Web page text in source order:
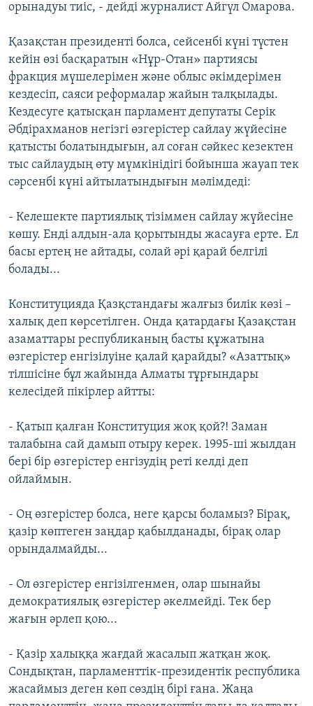
орынадуы тиіс, - дейді журналист Айгүл Омарова.
Қазақстан президенті болса, сейсенбі күні түстен
кейін өзі басқаратын «Нұр-Отан» партиясы
фракция мүшелерімен және облыс әкімдерімен
кездесіп, саяси реформалар жайын талқылады.
Кездесуге қатысқан парламент депутаты Серік
Әбдірахманов негізгі өзгерістер сайлау жүйесіне
қатысты болатындығын, ал соған сәйкес кезектен
тыс сайлаудың өту мүмкінідігі бойынша жауап тек
сәрсенбі күні айтылатындығын мәлімдеді:
- Келешекте партиялық тізіммен сайлау жүйесіне
көшу. Енді алдын-ала қорытынды жасауға ерте. Ел
басы ертең не айтады, солай әрі қарай белгілі
болады...
Конституцияда Қазқстандағы жалғыз билік көзі –
халық деп көрсетілген. Онда қатардағы Қазақстан
азаматтары республиканың басты құжатына
өзгерістер енгізілуіне қалай қарайды? «Азаттық»
тілшісіне бұл жайында Алматы тұрғындары
келесідей пікірлер айтты:
- Қатып қалған Конституция жоқ қой?! Заман
талабына сай дамып отыру керек. 1995-ші жылдан
бері бір өзгерістер енгізудің реті келді деп
ойлаймын.
- Оң өзгерістер болса, неге қарсы боламыз? Бірақ,
қазір көптеген заңдар қабылданады, бірақ олар
орындалмайды...
- Ол өзгерістер енгізілгенмен, олар шынайы
демократиялық өзгерістер әкелмейді. Тек бер
жағын әрлеп қою...
- Қазір халыққа жағдай жасалып жатқан жоқ.
Сондықтан, парламенттік-президентік республика
жасаймыз деген көп сөздің бірі ғана. Жаңа